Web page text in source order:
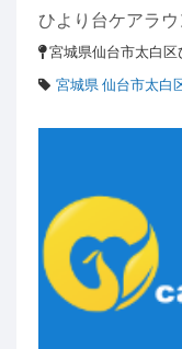
ひより台ケアラ
宮城県仙台市太白
宮城県 仙台市太白